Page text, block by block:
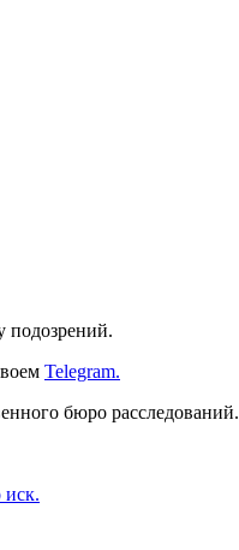
подозрений.
Telegram.
бюро расследований.
иск.